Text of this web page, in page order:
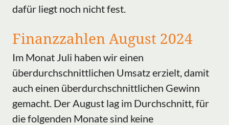
dafür liegt noch nicht fest.
Finanzzahlen August 2024
Im Monat Juli haben wir einen
überdurchschnittlichen Umsatz erzielt, damit
auch einen überdurchschnittlichen Gewinn
gemacht. Der August lag im Durchschnitt, für
die folgenden Monate sind keine